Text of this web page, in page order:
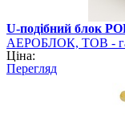
U-подібний блок
АЕРОБЛОК, ТОВ -
PORISTON
Ціна:
Перегляд